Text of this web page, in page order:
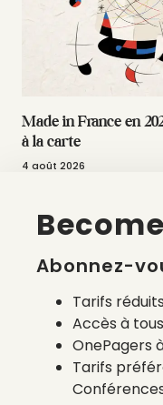
Made in France en
à la carte
4 août 2026
Abonnez-
Tarifs
Accès à
OnePagers
Tarifs